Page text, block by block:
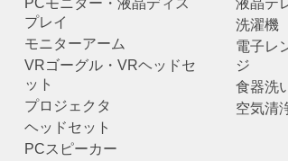
プレイ
モニターアーム
VRゴーグル・VRヘッドセ
ット
プロジェクタ
ヘッドセット
PCスピーカー
洗濯機
電子レ
ジ
食器洗
空気清